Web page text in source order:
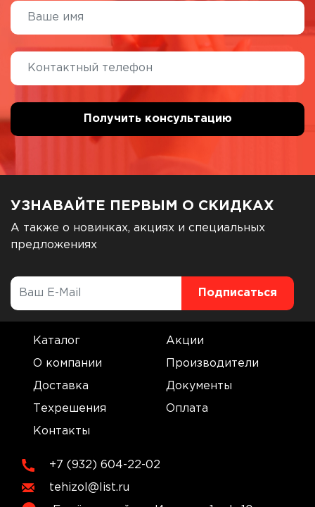
УЗНАВАЙТЕ ПЕРВЫМ О СКИДКАХ
А также о новинках, акциях и специальных
предложениях
Каталог Акции
О компании Производители
Доставка Документы
Техрешения Оплата
Контакты
+7 (932) 604-22-02
tehizol@list.ru